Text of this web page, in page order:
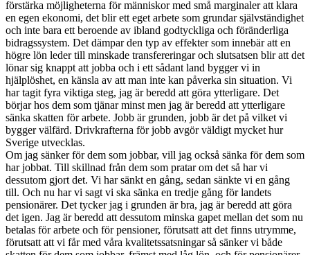
förstärka möjligheterna för människor med små marginaler att klara
en egen ekonomi, det blir ett eget arbete som grundar självständighet
och inte bara ett beroende av ibland godtyckliga och föränderliga
bidragssystem. Det dämpar den typ av effekter som innebär att en
högre lön leder till minskade transfereringar och slutsatsen blir att det
lönar sig knappt att jobba och i ett sådant land bygger vi in
hjälplöshet, en känsla av att man inte kan påverka sin situation. Vi
har tagit fyra viktiga steg, jag är beredd att göra ytterligare. Det
börjar hos dem som tjänar minst men jag är beredd att ytterligare
sänka skatten för arbete. Jobb är grunden, jobb är det på vilket vi
bygger välfärd. Drivkrafterna för jobb avgör väldigt mycket hur
Sverige utvecklas.
Om jag sänker för dem som jobbar, vill jag också sänka för dem som
har jobbat. Till skillnad från dem som pratar om det så har vi
dessutom gjort det. Vi har sänkt en gång, sedan sänkte vi en gång
till. Och nu har vi sagt vi ska sänka en tredje gång för landets
pensionärer. Det tycker jag i grunden är bra, jag är beredd att göra
det igen. Jag är beredd att dessutom minska gapet mellan det som nu
betalas för arbete och för pensioner, förutsatt att det finns utrymme,
förutsatt att vi får med våra kvalitetssatsningar så sänker vi både